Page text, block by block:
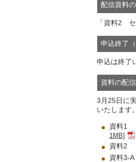
配信資料
「資料2
申込終了
申込は終了
資料の配
3月25日に
いたします
資料
1MB]
資料
資料3-